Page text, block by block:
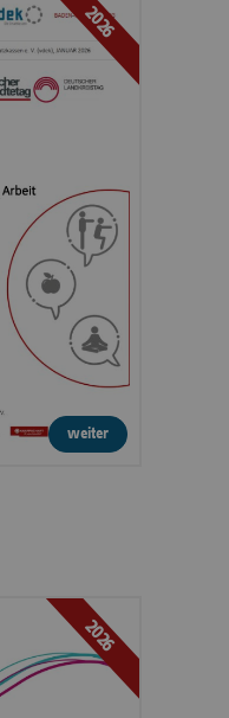
2026
weiter
2026